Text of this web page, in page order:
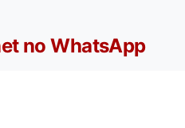
no WhatsApp